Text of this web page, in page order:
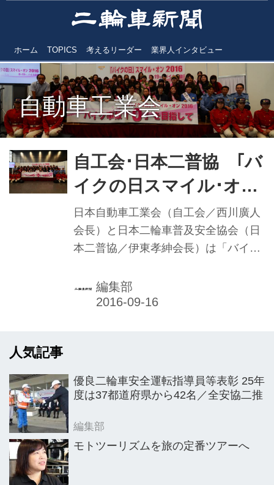
ホーム TOPICS 考えるリーダー 業界人インタビュー
自動車工業会
自工会･日本二普協 ｢バ
イクの日スマイル･オン
2016｣ 安全運転･魅力
訴え 今年も秋葉原で
日本自動車工業会（自工会／西川廣人
会長）と日本二輪車普及安全協会（日
本二普協／伊東孝紳会長）は「バイク
やマナーアップを図るとともにバイク
の素晴らしさや社会的役割を広く訴求
一般の女性ライダーによるメインイベ
ントの交通安全パレードを皮切りに、
が多彩に展開され、1万5300人の来場
者で賑わった。
編集部
人気記事
優良二輪車安全運転指導員等表彰 25年
度は37都道府県から42名／全安協二推
編集部
モトツーリズムを旅の定番ツアーへ